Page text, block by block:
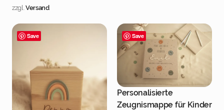
zzgl.Versand
Save Save
Personalisierte
Zeugnismappe für Kinder
Jetzt personalisieren